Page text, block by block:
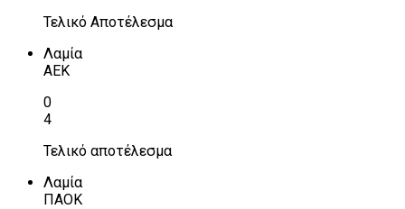
Τελικό Αποτέλεσμα
Λαμία
ΑΕΚ
0
4
Τελικό αποτέλεσμα
Λαμία
ΠΑΟΚ